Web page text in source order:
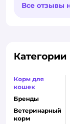
Все отзывы
Категории
Корм для
кошек
Бренды
Ветеринарный
корм